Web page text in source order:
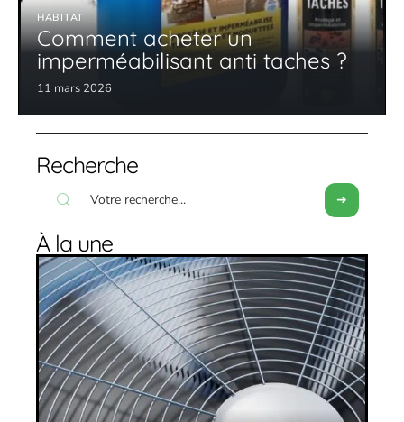
HABITAT
Comment acheter un
imperméabilisant anti taches ?
11 mars 2026
Recherche
À la une